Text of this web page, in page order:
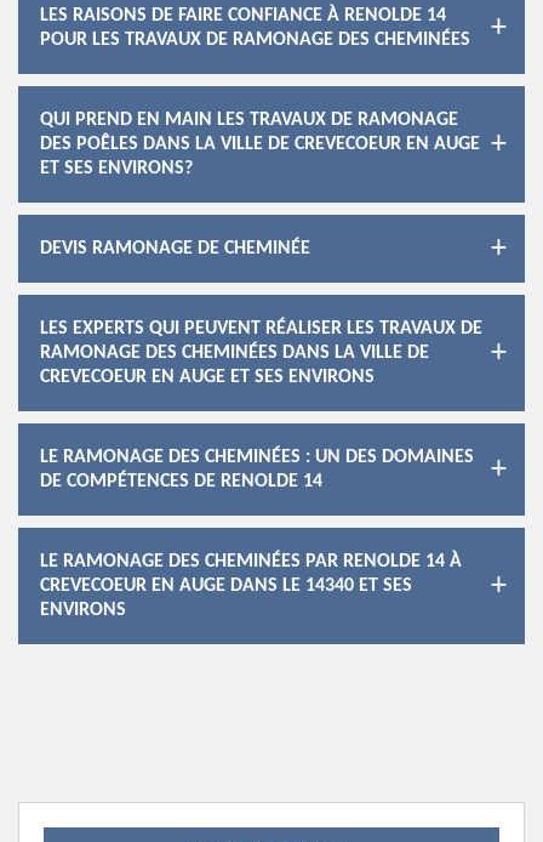
LES RAISONS DE FAIRE CONFIANCE À RENOLDE 14
POUR LES TRAVAUX DE RAMONAGE DES CHEMINÉES
QUI PREND EN MAIN LES TRAVAUX DE RAMONAGE
DES POÊLES DANS LA VILLE DE CREVECOEUR EN AUGE
ET SES ENVIRONS?
DEVIS RAMONAGE DE CHEMINÉE
LES EXPERTS QUI PEUVENT RÉALISER LES TRAVAUX DE
RAMONAGE DES CHEMINÉES DANS LA VILLE DE
CREVECOEUR EN AUGE ET SES ENVIRONS
LE RAMONAGE DES CHEMINÉES : UN DES DOMAINES
DE COMPÉTENCES DE RENOLDE 14
LE RAMONAGE DES CHEMINÉES PAR RENOLDE 14 À
CREVECOEUR EN AUGE DANS LE 14340 ET SES
ENVIRONS